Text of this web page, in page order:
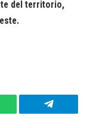
del territorio,
Telegram